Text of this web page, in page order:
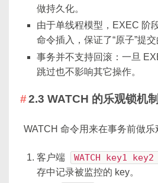
做持久化。
由于单线程模型，EXEC 阶
命令插入，保证了“原子”提交
事务并不支持回滚：一旦
跳过也不影响其它操作。
2.3 WATCH 的乐观锁机制
WATCH 命令用来在事务前做乐
客户端 WATCH key1
存中记录被监控的 key。